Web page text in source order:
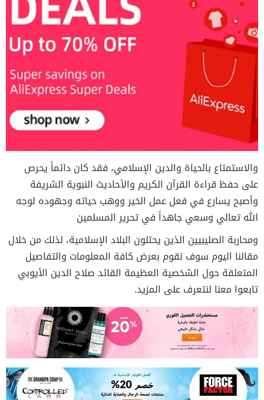
والاستمتاع بالحياة والدين الإسلامي، فقد كان دائماً يحرص
على حفظ قراءة القرآن الكريم والأحاديث النبوية الشريفة
وأصبح يسارع في فعل عمل الخير ووهب حياته وجهوده لوجه
الله تعالي وسعي جاهداً في تحرير المسلمين
ومحاربة الصليبيين الذين يحتلون البلاد الإسلامية، لذلك من خلال
مقالنا اليوم سوف نقوم بعرض كافة المعلومات والتفاصيل
المتعلقة حول الشخصية العظيمة القائد صلاح الدين الأيوبي
تابعوا معنا لنتعرف على المزيد.